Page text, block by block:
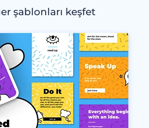
şablonları keşfet